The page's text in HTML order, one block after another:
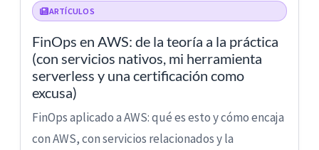
ARTÍCULOS
FinOps en AWS: de la teoría a la práctica
(con servicios nativos, mi herramienta
serverless y una certificación como
excusa)
FinOps aplicado a AWS: qué es esto y cómo encaja
con AWS, con servicios relacionados y la